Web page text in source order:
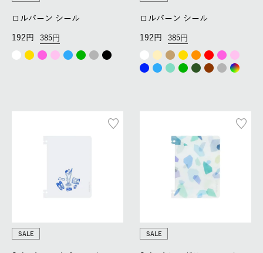
ロルバーン シール
385
192
ロルバーン シール
385
192
SALE SALE